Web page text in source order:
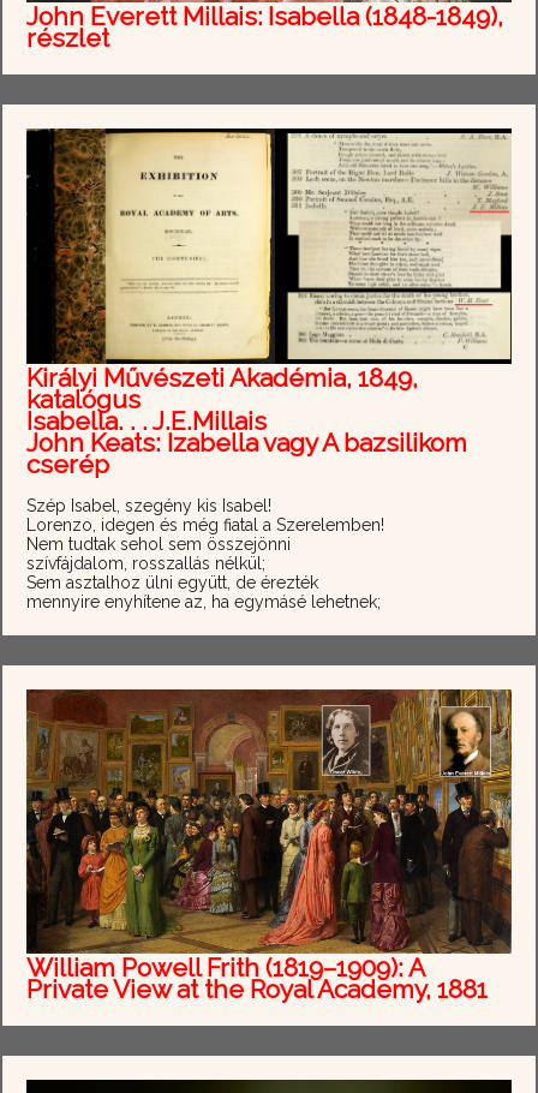
John Everett Millais: Isabella (1848-1849),
részlet
Királyi Művészeti Akadémia, 1849,
katalógus
Isabella. . . J.E.Millais
John Keats: Izabella vagy A bazsilikom
cserép
Szép Isabel, szegény kis Isabel!
Lorenzo, idegen és még fiatal a Szerelemben!
Nem tudtak sehol sem összejönni
szívfájdalom, rosszallás nélkül;
Sem asztalhoz ülni együtt, de érezték
mennyire enyhítene az, ha egymásé lehetnek;
William Powell Frith (1819–1909): A
Private View at the Royal Academy, 1881